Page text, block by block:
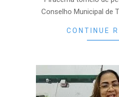
Conselho Municipal de
CONTINUE